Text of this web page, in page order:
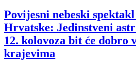
Povijesni nebeski spektakl
Hrvatske: Jedinstveni
12. kolovoza bit će dobro
krajevima